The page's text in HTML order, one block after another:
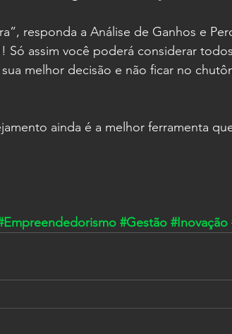
responda a Análise de Ganhos e
assim você poderá considerar
melhor decisão e não ficar no
ainda é a melhor ferramenta
#Gestão #Inovação